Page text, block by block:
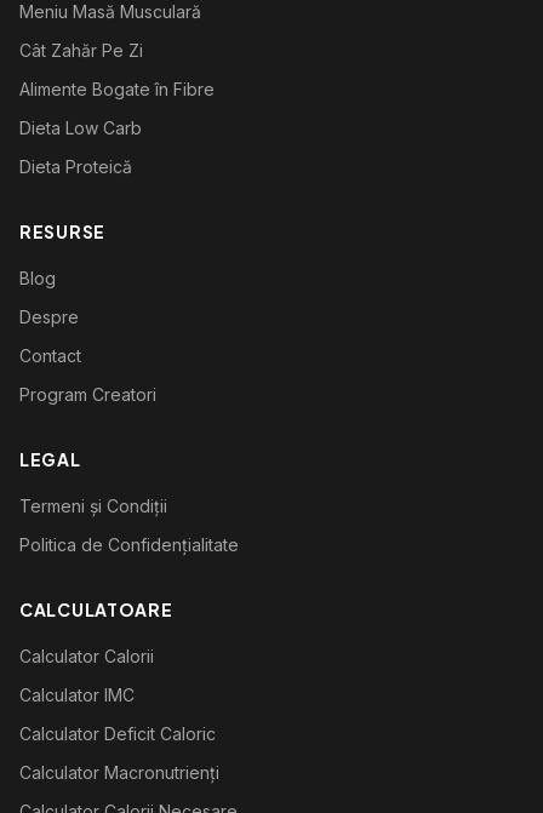
Meniu Masă Musculară
Cât Zahăr Pe Zi
Alimente Bogate în Fibre
Dieta Low Carb
Dieta Proteică
RESURSE
Blog
Despre
Contact
Program Creatori
LEGAL
Termeni și Condiții
Politica de Confidențialitate
CALCULATOARE
Calculator Calorii
Calculator IMC
Calculator Deficit Caloric
Calculator Macronutrienți